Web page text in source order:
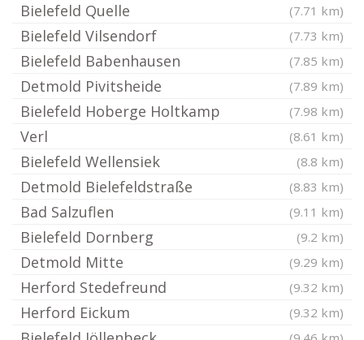
Bielefeld Quelle (7.71 km)
Bielefeld Vilsendorf (7.73 km)
Bielefeld Babenhausen (7.85 km)
Detmold Pivitsheide (7.89 km)
Bielefeld Hoberge Holtkamp (7.98 km)
Verl (8.61 km)
Bielefeld Wellensiek (8.8 km)
Detmold Bielefeldstraße (8.83 km)
Bad Salzuflen (9.11 km)
Bielefeld Dornberg (9.2 km)
Detmold Mitte (9.29 km)
Herford Stedefreund (9.32 km)
Herford Eickum (9.32 km)